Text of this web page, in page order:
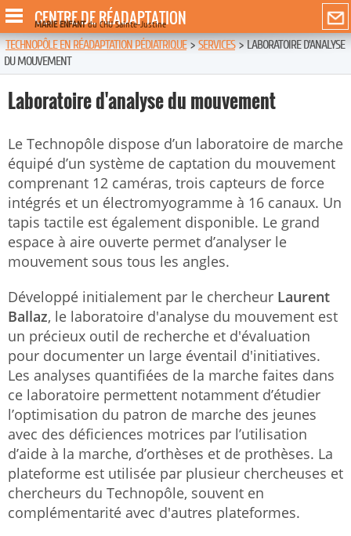
CENTRE DE RÉADAPTATION
MARIE ENFANTdu CHU Sainte-Justine
TECHNOPÔLE EN RÉADAPTATION PÉDIATRIQUE>SERVICES>LABORATOIRE D'ANALYSE
DU MOUVEMENT
Laboratoire d'analyse du mouvement
Le Technopôle dispose d’un laboratoire de marche
équipé d’un système de captation du mouvement
comprenant 12 caméras, trois capteurs de force
intégrés et un électromyogramme à 16 canaux. Un
tapis tactile est également disponible. Le grand
espace à aire ouverte permet d’analyser le
mouvement sous tous les angles.
Développé initialement par le chercheur Laurent
Ballaz, le laboratoire d'analyse du mouvement est
un précieux outil de recherche et d'évaluation
pour documenter un large éventail d'initiatives.
Les analyses quantifiées de la marche faites dans
ce laboratoire permettent notamment d’étudier
l’optimisation du patron de marche des jeunes
avec des déficiences motrices par l’utilisation
d’aide à la marche, d’orthèses et de prothèses. La
plateforme est utilisée par plusieur chercheuses et
chercheurs du Technopôle, souvent en
complémentarité avec d'autres plateformes.